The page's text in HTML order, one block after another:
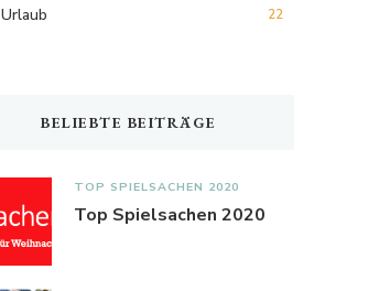
Urlaub 22
BELIEBTE BEITRÄGE
TOP SPIELSACHEN 2020
Top Spielsachen 2020